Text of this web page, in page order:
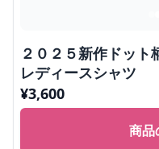
２０２５新作ドッ
レディースシャツ
¥3,600
商品